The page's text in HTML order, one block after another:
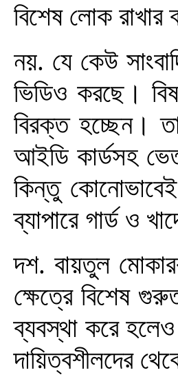
বিশেষ লোক রাখার
নয়. যে কেউ
ভিডিও করছে।
বিরক্ত হচ্ছেন।
আইডি কার্ডসহ
কিন্তু কোনোভাবেই
ব্যাপারে গার্ড ও
দশ. বায়তুল
ক্ষেত্রে বিশেষ
ব্যবস্থা করে
দায়িত্বশীলদের